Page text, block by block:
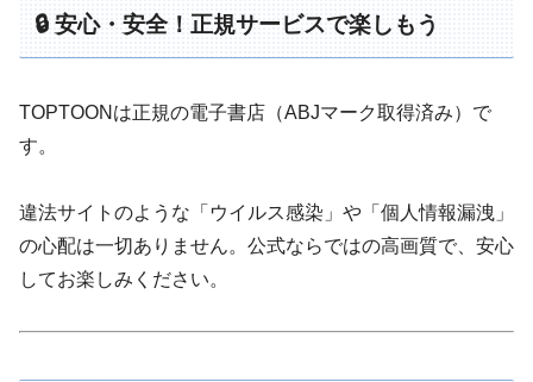
🔒 安心・安全！正規サービスで楽しもう
TOPTOONは正規の電子書店（ABJマーク取得済み）で
す。
違法サイトのような「ウイルス感染」や「個人情報漏洩」
の心配は一切ありません。公式ならではの高画質で、安心
してお楽しみください。